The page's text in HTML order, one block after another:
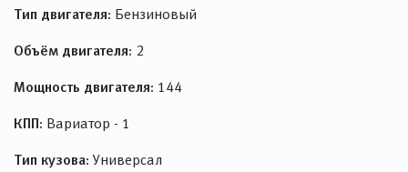
Тип двигателя: Бензиновый
Объём двигателя: 2
Мощность двигателя: 144
КПП: Вариатор - 1
Тип кузова: Универсал